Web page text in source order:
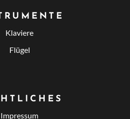
Klaviere
Flügel
Impressum